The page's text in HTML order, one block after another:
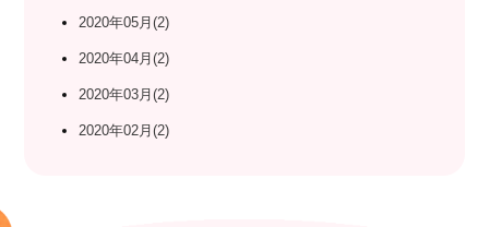
2020年05月(2)
2020年04月(2)
2020年03月(2)
2020年02月(2)